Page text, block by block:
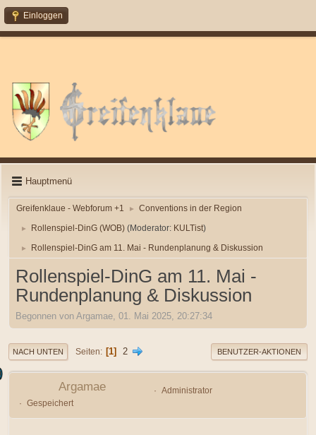
Einloggen
Hauptmenü
Greifenklaue - Webforum +1 ► Conventions in der Region
► Rollenspiel-DinG (WOB) (Moderator: KULTist)
► Rollenspiel-DinG am 11. Mai - Rundenplanung & Diskussion
Rollenspiel-DinG am 11. Mai -
Rundenplanung & Diskussion
Begonnen von Argamae, 01. Mai 2025, 20:27:34
NACH UNTEN Seiten 1 2 BENUTZER-AKTIONEN
Argamae
Administrator
Gespeichert